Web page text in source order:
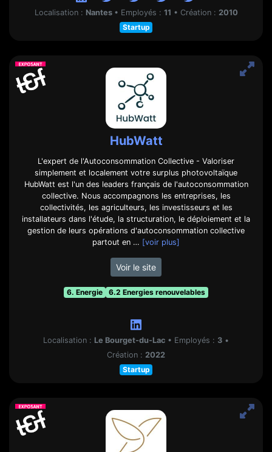
Localisation : Nantes • Employés : 11 • Création : 2010
Startup
HubWatt
L'expert de l'Autoconsommation Collective - Valoriser
simplement et localement votre surplus photovoltaïque
HubWatt est l'un des leaders français de l'autoconsommation
collective. Nous accompagnons les entreprises, les
collectivités, les agriculteurs, les investisseurs et les
installateurs dans l'étude, la structuration, le déploiement et la
gestion de leurs opérations d'autoconsommation collective
partout en … [voir plus]
Voir le site
6. Energie 6.2 Energies renouvelables
Localisation : Le Bourget-du-Lac • Employés : 3 •
Création : 2022
Startup